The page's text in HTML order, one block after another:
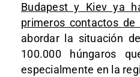
Budapest y Kiev ya
primeros contactos de
abordar la situación
100.000 húngaros
especialmente en la